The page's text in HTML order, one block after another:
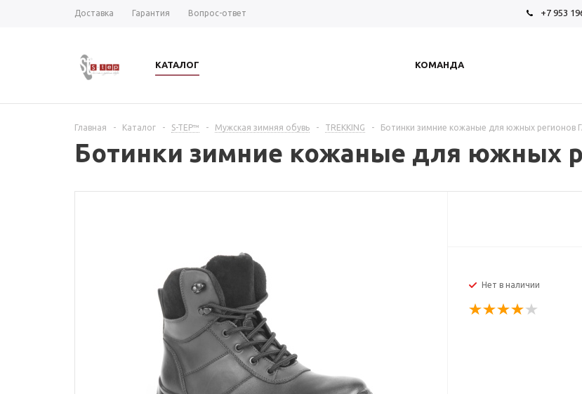
Доставка Гарантия Вопрос-ответ +7 953
КАТАЛОГ КОМАНДА
Главная - Каталог - S-TEP™ - Мужская зимняя обувь - TREKKING - Ботинки зимние кожаные для южных регионов
Ботинки зимние кожаные для южных
Нет в наличии